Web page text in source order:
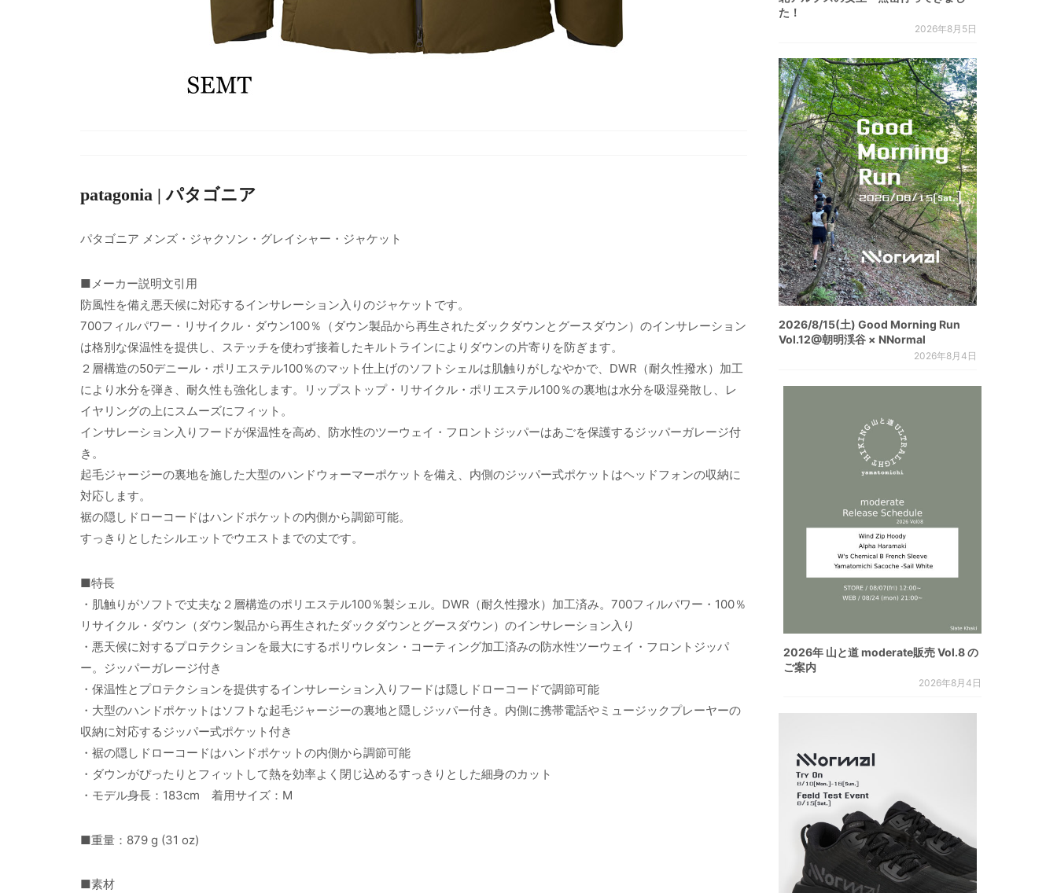
patagonia | パタゴニア
パタゴニア メンズ・ジャクソン・グレイシャー・ジャケット
■メーカー説明文引用
防風性を備え悪天候に対応するインサレーション入りのジャケットです。
700フィルパワー・リサイクル・ダウン100％（ダウン製品から再生されたダックダウンとグースダウン）のインサレーション
は格別な保温性を提供し、ステッチを使わず接着したキルトラインによりダウンの片寄りを防ぎます。
２層構造の50デニール・ポリエステル100％のマット仕上げのソフトシェルは肌触りがしなやかで、DWR（耐久性撥水）加工
により水分を弾き、耐久性も強化します。リップストップ・リサイクル・ポリエステル100％の裏地は水分を吸湿発散し、レ
イヤリングの上にスムーズにフィット。
インサレーション入りフードが保温性を高め、防水性のツーウェイ・フロントジッパーはあごを保護するジッパーガレージ付
き。
起毛ジャージーの裏地を施した大型のハンドウォーマーポケットを備え、内側のジッパー式ポケットはヘッドフォンの収納に
対応します。
裾の隠しドローコードはハンドポケットの内側から調節可能。
すっきりとしたシルエットでウエストまでの丈です。
■特長
・肌触りがソフトで丈夫な２層構造のポリエステル100％製シェル。DWR（耐久性撥水）加工済み。700フィルパワー・100％
リサイクル・ダウン（ダウン製品から再生されたダックダウンとグースダウン）のインサレーション入り
・悪天候に対するプロテクションを最大にするポリウレタン・コーティング加工済みの防水性ツーウェイ・フロントジッパ
ー。ジッパーガレージ付き
・保温性とプロテクションを提供するインサレーション入りフードは隠しドローコードで調節可能
・大型のハンドポケットはソフトな起毛ジャージーの裏地と隠しジッパー付き。内側に携帯電話やミュージックプレーヤーの
収納に対応するジッパー式ポケット付き
・裾の隠しドローコードはハンドポケットの内側から調節可能
・ダウンがぴったりとフィットして熱を効率よく閉じ込めるすっきりとした細身のカット
・モデル身長：183cm 着用サイズ：M
■重量：879 g (31 oz)
■素材
た！
2026年8月5日
2026/8/15(土) Good Morning Run
Vol.12@朝明渓谷 × NNormal
2026年8月4日
2026年 山と道 moderate販売 Vol.8 の
ご案内
2026年8月4日